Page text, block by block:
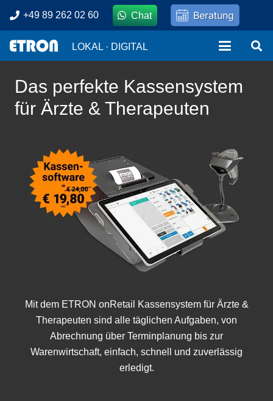
+49 89 262 02 60 Chat Beratung
LOKAL · DIGITAL
Das perfekte Kassensystem
für Ärzte & Therapeuten
Mit dem ETRON onRetail Kassensystemfür Ärzte &
Therapeuten sind alle täglichen Aufgaben, von
Abrechnung über Terminplanung bis zur
Warenwirtschaft, einfach, schnell und zuverlässig
erledigt.